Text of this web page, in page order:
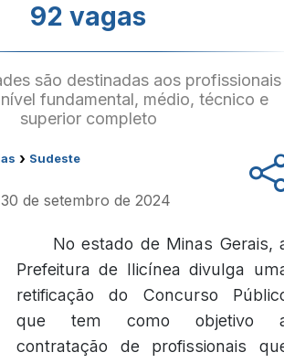
92 vagas
são destinadas aos profissionais
fundamental, médio, técnico e
superior completo
› Sudeste
de setembro de 2024
No estado de Minas Gerais,
Prefeitura de Ilicínea divulga
retificação do Concurso
que tem como objetivo
contratação de profissionais